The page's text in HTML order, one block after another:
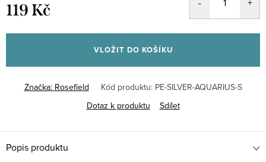
119 Kč
cena:
VLOŽIT DO KOŠÍKU
Značka: Rosefield Kód produktu: PE-SILVER-AQUARIUS-S
Dotaz k produktu
Sdílet
Popis produktu